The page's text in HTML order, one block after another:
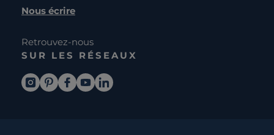
Nous écrire
Retrouvez-nous
SUR LES RÉSEAUX